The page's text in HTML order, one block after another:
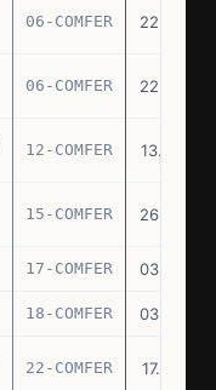
06-COMFER 22.04.76
06-COMFER 22.04.76
12-COMFER 13.05.76
15-COMFER 26.05.76
17-COMFER 03.06.76
18-COMFER 03.06.76
22-COMFER 17.06.76